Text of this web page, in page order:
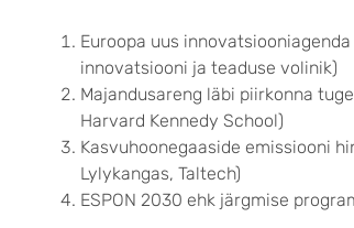
Euroopa uus
innovatsiooni ja teaduse volinik)
Majandusareng läbi piirkonna
Harvard Kennedy School)
Kasvuhoonegaaside emissiooni
Lylykangas, Taltech)
ESPON 2030 ehk järgmise